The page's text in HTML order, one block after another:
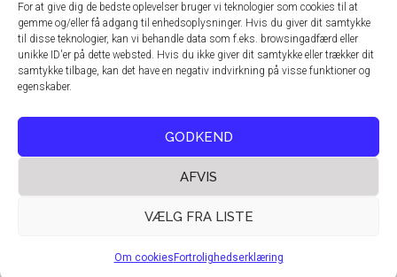
For at give dig de bedste oplevelser bruger vi teknologier som cookies til at
gemme og/eller få adgang til enhedsoplysninger. Hvis du giver dit samtykke
til disse teknologier, kan vi behandle data som f.eks. browsingadfærd eller
unikke ID'er på dette websted. Hvis du ikke giver dit samtykke eller trækker dit
samtykke tilbage, kan det have en negativ indvirkning på visse funktioner og
egenskaber.
GODKEND
AFVIS
VÆLG FRA LISTE
Om cookies Fortrolighedserklæring
DK - 2600 Glostrup
www.techmedia.dk
Telefon: +45 43 24 26 28
E-mail:info@techmedia.dk